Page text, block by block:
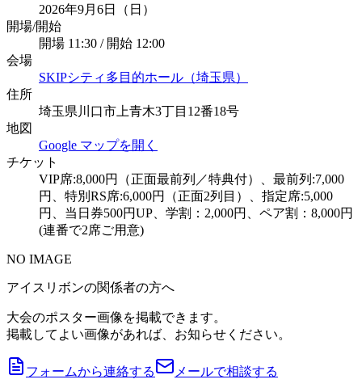
2026年9月6日（日）
開場/開始
開場 11:30 / 開始 12:00
会場
SKIPシティ多目的ホール（埼玉県）
住所
埼玉県川口市上青木3丁目12番18号
地図
Google マップを開く
チケット
VIP席:8,000円（正面最前列／特典付）、最前列:7,000
円、特別RS席:6,000円（正面2列目）、指定席:5,000
円、当日券500円UP、学割：2,000円、ペア割：8,000円
(連番で2席ご用意)
NO IMAGE
アイスリボンの関係者の方へ
大会のポスター画像を掲載できます。
掲載してよい画像があれば、お知らせください。
フォームから連絡する メールで相談する